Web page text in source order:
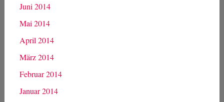
Juni 2014
Mai 2014
April 2014
März 2014
Februar 2014
Januar 2014